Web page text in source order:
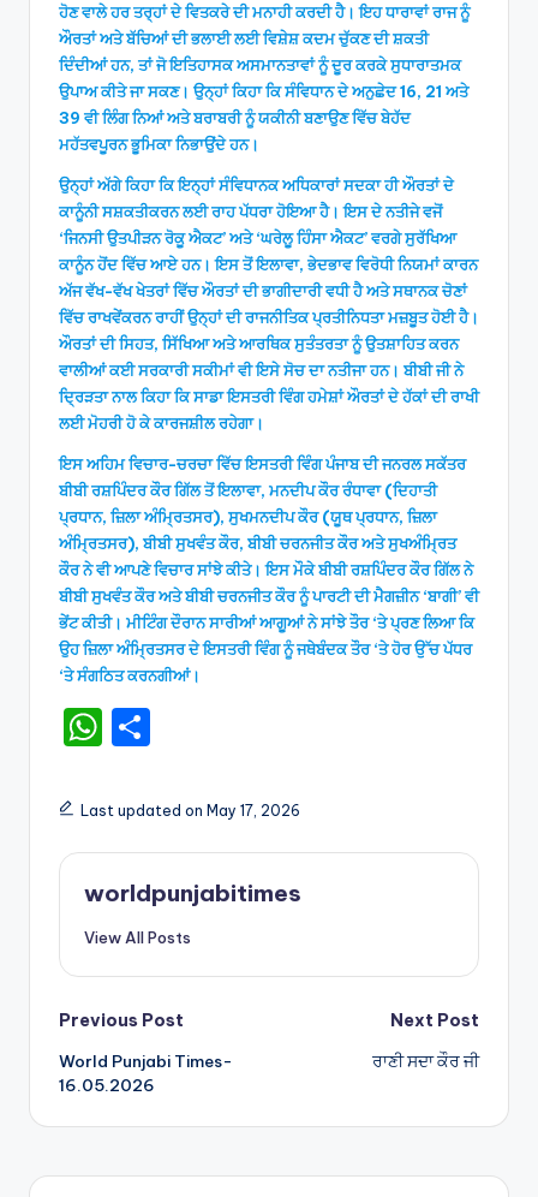
ਹੋਣ ਵਾਲੇ ਹਰ ਤਰ੍ਹਾਂ ਦੇ ਵਿਤਕਰੇ ਦੀ ਮਨਾਹੀ ਕਰਦੀ ਹੈ। ਇਹ ਧਾਰਾਵਾਂ ਰਾਜ ਨੂੰ
ਔਰਤਾਂ ਅਤੇ ਬੱਚਿਆਂ ਦੀ ਭਲਾਈ ਲਈ ਵਿਸ਼ੇਸ਼ ਕਦਮ ਚੁੱਕਣ ਦੀ ਸ਼ਕਤੀ
ਦਿੰਦੀਆਂ ਹਨ, ਤਾਂ ਜੋ ਇਤਿਹਾਸਕ ਅਸਮਾਨਤਾਵਾਂ ਨੂੰ ਦੂਰ ਕਰਕੇ ਸੁਧਾਰਾਤਮਕ
ਉਪਾਅ ਕੀਤੇ ਜਾ ਸਕਣ। ਉਨ੍ਹਾਂ ਕਿਹਾ ਕਿ ਸੰਵਿਧਾਨ ਦੇ ਅਨੁਛੇਦ 16, 21 ਅਤੇ
39 ਵੀ ਲਿੰਗ ਨਿਆਂ ਅਤੇ ਬਰਾਬਰੀ ਨੂੰ ਯਕੀਨੀ ਬਣਾਉਣ ਵਿੱਚ ਬੇਹੱਦ
ਮਹੱਤਵਪੂਰਨ ਭੂਮਿਕਾ ਨਿਭਾਉਂਦੇ ਹਨ।
ਉਨ੍ਹਾਂ ਅੱਗੇ ਕਿਹਾ ਕਿ ਇਨ੍ਹਾਂ ਸੰਵਿਧਾਨਕ ਅਧਿਕਾਰਾਂ ਸਦਕਾ ਹੀ ਔਰਤਾਂ ਦੇ
ਕਾਨੂੰਨੀ ਸਸ਼ਕਤੀਕਰਨ ਲਈ ਰਾਹ ਪੱਧਰਾ ਹੋਇਆ ਹੈ। ਇਸ ਦੇ ਨਤੀਜੇ ਵਜੋਂ
‘ਜਿਨਸੀ ਉਤਪੀੜਨ ਰੋਕੂ ਐਕਟ’ ਅਤੇ ‘ਘਰੇਲੂ ਹਿੰਸਾ ਐਕਟ’ ਵਰਗੇ ਸੁਰੱਖਿਆ
ਕਾਨੂੰਨ ਹੋਂਦ ਵਿੱਚ ਆਏ ਹਨ। ਇਸ ਤੋਂ ਇਲਾਵਾ, ਭੇਦਭਾਵ ਵਿਰੋਧੀ ਨਿਯਮਾਂ ਕਾਰਨ
ਅੱਜ ਵੱਖ-ਵੱਖ ਖੇਤਰਾਂ ਵਿੱਚ ਔਰਤਾਂ ਦੀ ਭਾਗੀਦਾਰੀ ਵਧੀ ਹੈ ਅਤੇ ਸਥਾਨਕ ਚੋਣਾਂ
ਵਿੱਚ ਰਾਖਵੇਂਕਰਨ ਰਾਹੀਂ ਉਨ੍ਹਾਂ ਦੀ ਰਾਜਨੀਤਿਕ ਪ੍ਰਤੀਨਿਧਤਾ ਮਜ਼ਬੂਤ ਹੋਈ ਹੈ।
ਔਰਤਾਂ ਦੀ ਸਿਹਤ, ਸਿੱਖਿਆ ਅਤੇ ਆਰਥਿਕ ਸੁਤੰਤਰਤਾ ਨੂੰ ਉਤਸ਼ਾਹਿਤ ਕਰਨ
ਵਾਲੀਆਂ ਕਈ ਸਰਕਾਰੀ ਸਕੀਮਾਂ ਵੀ ਇਸੇ ਸੋਚ ਦਾ ਨਤੀਜਾ ਹਨ। ਬੀਬੀ ਜੀ ਨੇ
ਦ੍ਰਿੜਤਾ ਨਾਲ ਕਿਹਾ ਕਿ ਸਾਡਾ ਇਸਤਰੀ ਵਿੰਗ ਹਮੇਸ਼ਾਂ ਔਰਤਾਂ ਦੇ ਹੱਕਾਂ ਦੀ ਰਾਖੀ
ਲਈ ਮੋਹਰੀ ਹੋ ਕੇ ਕਾਰਜਸ਼ੀਲ ਰਹੇਗਾ।
ਇਸ ਅਹਿਮ ਵਿਚਾਰ-ਚਰਚਾ ਵਿੱਚ ਇਸਤਰੀ ਵਿੰਗ ਪੰਜਾਬ ਦੀ ਜਨਰਲ ਸਕੱਤਰ
ਬੀਬੀ ਰਸ਼ਪਿੰਦਰ ਕੌਰ ਗਿੱਲ ਤੋਂ ਇਲਾਵਾ, ਮਨਦੀਪ ਕੌਰ ਰੰਧਾਵਾ (ਦਿਹਾਤੀ
ਪ੍ਰਧਾਨ, ਜ਼ਿਲਾ ਅੰਮ੍ਰਿਤਸਰ), ਸੁਖਮਨਦੀਪ ਕੌਰ (ਯੂਥ ਪ੍ਰਧਾਨ, ਜ਼ਿਲਾ
ਅੰਮ੍ਰਿਤਸਰ), ਬੀਬੀ ਸੁਖਵੰਤ ਕੌਰ, ਬੀਬੀ ਚਰਨਜੀਤ ਕੌਰ ਅਤੇ ਸੁਖਅੰਮ੍ਰਿਤ
ਕੌਰ ਨੇ ਵੀ ਆਪਣੇ ਵਿਚਾਰ ਸਾਂਝੇ ਕੀਤੇ। ਇਸ ਮੌਕੇ ਬੀਬੀ ਰਸ਼ਪਿੰਦਰ ਕੌਰ ਗਿੱਲ ਨੇ
ਬੀਬੀ ਸੁਖਵੰਤ ਕੌਰ ਅਤੇ ਬੀਬੀ ਚਰਨਜੀਤ ਕੌਰ ਨੂੰ ਪਾਰਟੀ ਦੀ ਮੈਗਜ਼ੀਨ ‘ਬਾਗੀ’ ਵੀ
ਭੇਂਟ ਕੀਤੀ। ਮੀਟਿੰਗ ਦੌਰਾਨ ਸਾਰੀਆਂ ਆਗੂਆਂ ਨੇ ਸਾਂਝੇ ਤੌਰ ‘ਤੇ ਪ੍ਰਣ ਲਿਆ ਕਿ
ਉਹ ਜ਼ਿਲਾ ਅੰਮ੍ਰਿਤਸਰ ਦੇ ਇਸਤਰੀ ਵਿੰਗ ਨੂੰ ਜਥੇਬੰਦਕ ਤੌਰ ‘ਤੇ ਹੋਰ ਉੱਚ ਪੱਧਰ
‘ਤੇ ਸੰਗਠਿਤ ਕਰਨਗੀਆਂ।
W
a
ts
A
p
ar
e
Last updated on May 17, 2026
worldpunjabitimes
View All Posts
Post
navigation
Previous Post
World Punjabi Times-
16.05.2026
Next Post
ਰਾਣੀ ਸਦਾ ਕੌਰ ਜੀ